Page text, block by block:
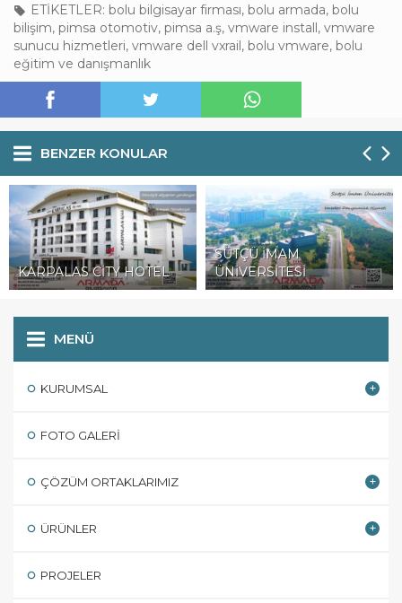
ETİKETLER: bolu bilgisayar firması, bolu armada, bolu
bilişim, pimsa otomotiv, pimsa a.ş, vmware install, vmware
sunucu hizmetleri, vmware dell vxrail, bolu vmware, bolu
eğitim ve danışmanlık
BENZER KONULAR
KARPALAS CİTY HOTEL
SÜTÇÜ İMAM
ÜNİVERSİTESİ
MENÜ
KURUMSAL
FOTO GALERI
ÇÖZÜM ORTAKLARIMIZ
ÜRÜNLER
PROJELER